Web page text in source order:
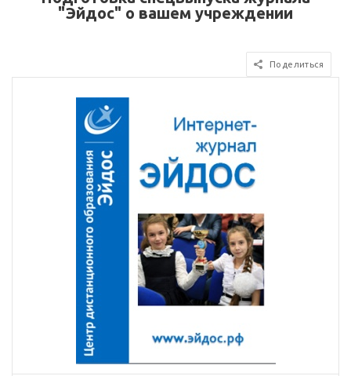
"Эйдос" о вашем учреждении
Поделиться